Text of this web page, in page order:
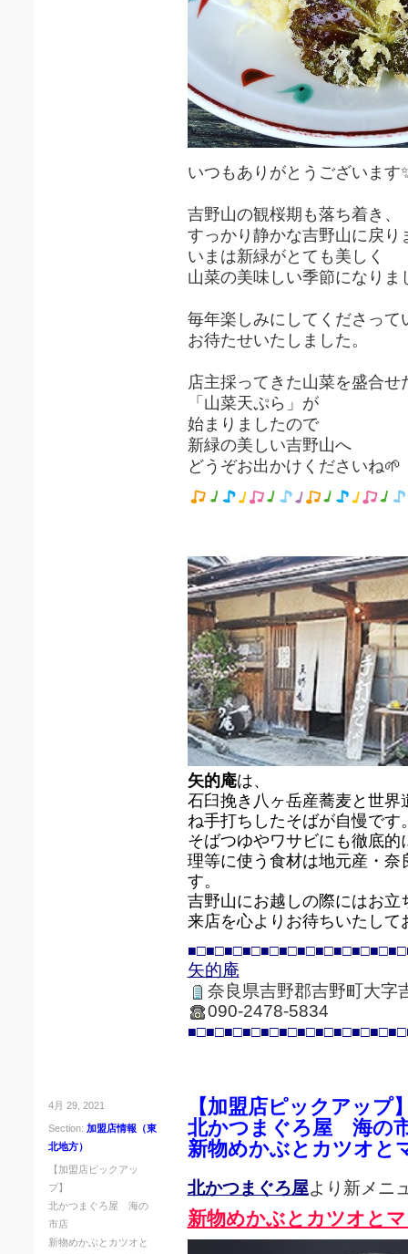
いつもありがとうございます
吉野山の観桜期も落ち着き、
すっかり静かな吉野山に戻り
いまは新緑がとても美しく
山菜の美味しい季節になりま
毎年楽しみにしてくださって
お待たせいたしました。
店主採ってきた山菜を盛合せ
「山菜天ぷら」が
始まりましたので
新緑の美しい吉野山へ
どうぞお出かけくださいね🌱
矢的庵は、
石臼挽き八ヶ岳産蕎麦と世
ね手打ちしたそばが自慢です
そばつゆやワサビにも徹底
理等に使う食材は地元産・
す。
吉野山にお越しの際にはお
来店を心よりお待ちいたして
矢的庵
奈良県吉野郡吉野町大字
090-2478-5834
4月 29, 2021
Section: 加盟店情報（東
北地方）
【加盟店ピックアッ
プ】
北かつまぐろ屋 海の
市店
新物めかぶとカツオと
【加盟店ピックアップ
北かつまぐろ屋 海の
新物めかぶとカツオと
北かつまぐろ屋より新メニ
新物めかぶとカツオと